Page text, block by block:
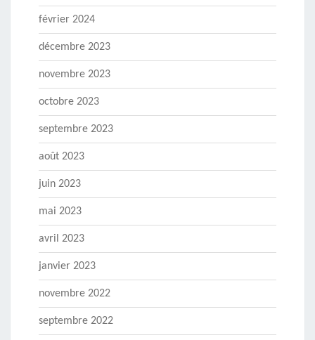
février 2024
décembre 2023
novembre 2023
octobre 2023
septembre 2023
août 2023
juin 2023
mai 2023
avril 2023
janvier 2023
novembre 2022
septembre 2022